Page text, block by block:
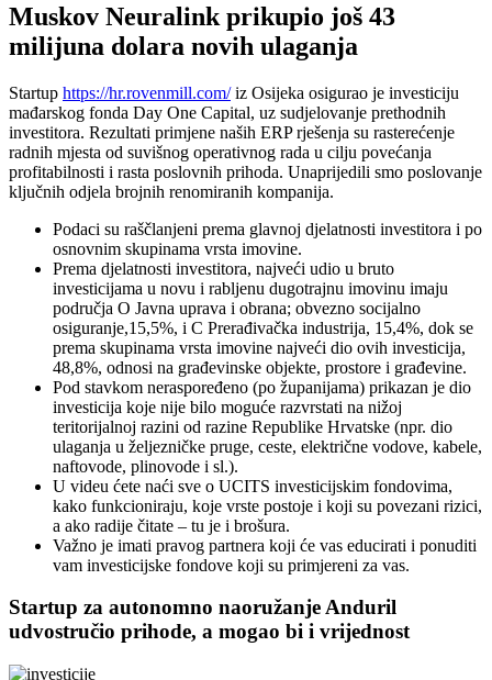
Muskov Neuralink prikupio još 43
milijuna dolara novih ulaganja
Startup https://hr.rovenmill.com/iz Osijeka osigurao je investiciju
mađarskog fonda Day One Capital, uz sudjelovanje prethodnih
investitora. Rezultati primjene naših ERP rješenja su rasterećenje
radnih mjesta od suvišnog operativnog rada u cilju povećanja
profitabilnosti i rasta poslovnih prihoda. Unaprijedili smo poslovanje
ključnih odjela brojnih renomiranih kompanija.
Podaci su raščlanjeni prema glavnoj djelatnosti investitora i po
osnovnim skupinama vrsta imovine.
Prema djelatnosti investitora, najveći udio u bruto
investicijama u novu i rabljenu dugotrajnu imovinu imaju
područja O Javna uprava i obrana; obvezno socijalno
osiguranje,15,5%, i C Prerađivačka industrija, 15,4%, dok se
prema skupinama vrsta imovine najveći dio ovih investicija,
48,8%, odnosi na građevinske objekte, prostore i građevine.
Pod stavkom neraspoređeno (po županijama) prikazan je dio
investicija koje nije bilo moguće razvrstati na nižoj
teritorijalnoj razini od razine Republike Hrvatske (npr. dio
ulaganja u željezničke pruge, ceste, električne vodove, kabele,
naftovode, plinovode i sl.).
U videu ćete naći sve o UCITS investicijskim fondovima,
kako funkcioniraju, koje vrste postoje i koji su povezani rizici,
a ako radije čitate – tu je i brošura.
Važno je imati pravog partnera koji će vas educirati i ponuditi
vam investicijske fondove koji su primjereni za vas.
Startup za autonomno naoružanje Anduril
udvostručio prihode, a mogao bi i vrijednost